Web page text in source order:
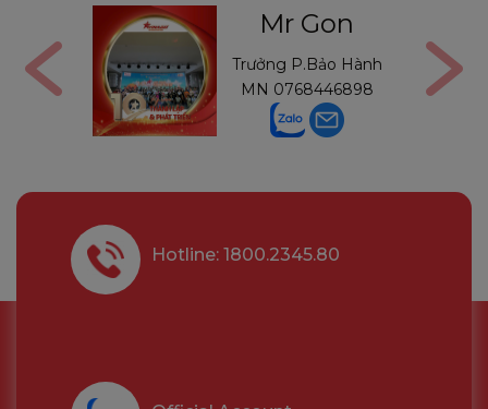
Mr Gon
Trưởng P.Bảo Hành
MN 0768446898
Hotline: 1800.2345.80